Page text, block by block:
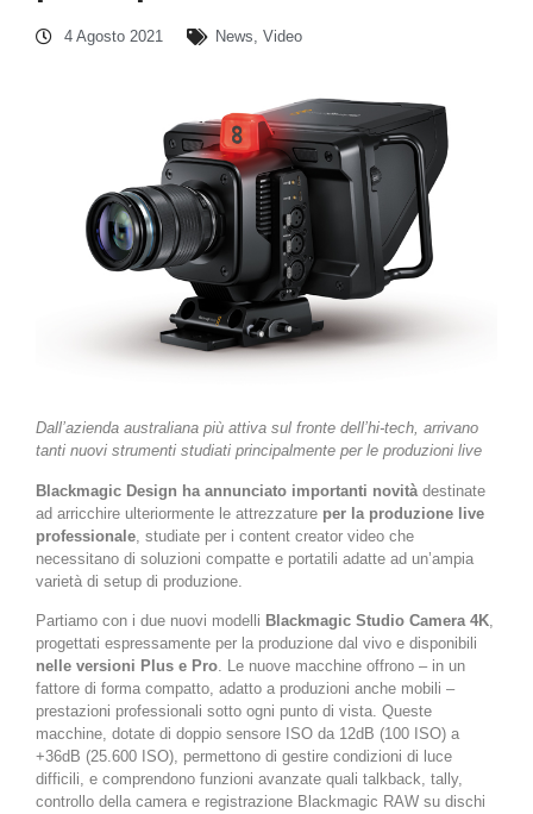
4 Agosto 2021 News, Video
Dall’azienda australiana più attiva sul fronte dell’hi-tech, arrivano
tanti nuovi strumenti studiati principalmente per le produzioni live
Blackmagic Design ha annunciato importanti novità destinate
ad arricchire ulteriormente le attrezzature per la produzione live
professionale , studiate per i content creator video che
necessitano di soluzioni compatte e portatili adatte ad un’ampia
varietà di setup di produzione.
Partiamo con i due nuovi modelli Blackmagic Studio Camera 4K,
progettati espressamente per la produzione dal vivo e disponibili
nelle versioni Plus e Pro. Le nuove macchine offrono – in un
fattore di forma compatto, adatto a produzioni anche mobili –
prestazioni professionali sotto ogni punto di vista. Queste
macchine, dotate di doppio sensore ISO da 12dB (100 ISO) a
+36dB (25.600 ISO), permettono di gestire condizioni di luce
difficili, e comprendono funzioni avanzate quali talkback, tally,
controllo della camera e registrazione Blackmagic RAW su dischi